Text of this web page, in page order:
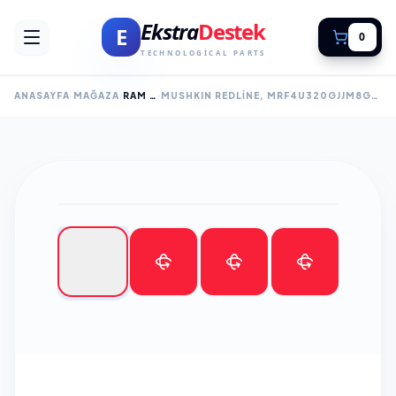
E EkstraDestek
TECHNOLOGICAL PARTS
0
ANASAYFA MAĞAZA RAM (BILGISAYAR) MUSHKIN REDLINE, MRF4U320GJJM8GX2, 2X8GB KIT, 3200MHZ, DDR4, CL16, DESKTOP GAMING RAM (SOĞUTUCULU)